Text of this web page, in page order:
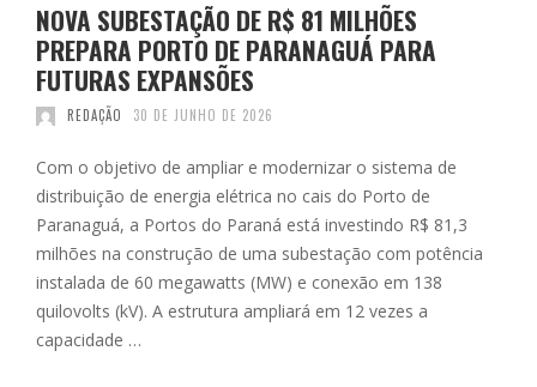
NOVA SUBESTAÇÃO DE R$ 81 MILHÕES
PREPARA PORTO DE PARANAGUÁ PARA
FUTURAS EXPANSÕES
REDAÇÃO 30 DE JUNHO DE 2026
Com o objetivo de ampliar e modernizar o sistema de
distribuição de energia elétrica no cais do Porto de
Paranaguá, a Portos do Paraná está investindo R$ 81,3
milhões na construção de uma subestação com potência
instalada de 60 megawatts (MW) e conexão em 138
quilovolts (kV). A estrutura ampliará em 12 vezes a
capacidade …